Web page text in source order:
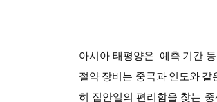
아시아 태평양은 예측 기간
절약 장비는 중국과 인도와 같
히 집안일의 편리함을 찾는